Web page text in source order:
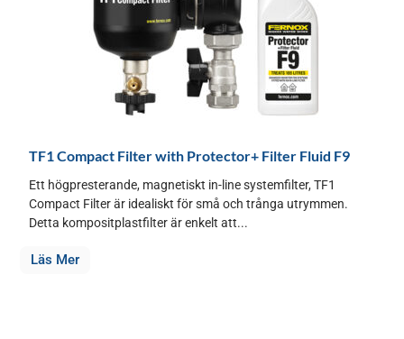
TF1 Compact Filter with Protector+ Filter Fluid F9
Ett högpresterande, magnetiskt in-line systemfilter, TF1
Compact Filter är idealiskt för små och trånga utrymmen.
Detta kompositplastfilter är enkelt att...
Läs Mer